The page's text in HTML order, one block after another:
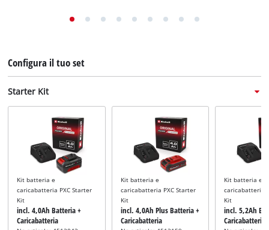
Configura il tuo set
Starter Kit
Kit batteria e
caricabatteria PXC Starter
Kit
incl. 4,0Ah Batteria +
Caricabatteria
Kit batteria e
caricabatteria PXC Starter
Kit
incl. 4,0Ah Plus Batteria +
Caricabatteria
Kit batteria e
caricabatteria
Kit
incl. 5,2Ah
Caricabatteria